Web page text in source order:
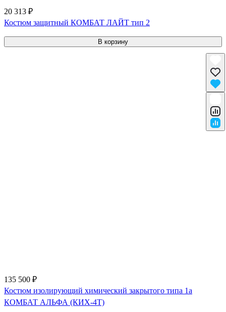
20 313 ₽
Костюм защитный КОМБАТ ЛАЙТ тип 2
В корзину
135 500 ₽
Костюм изолирующий химический закрытого типа 1a
КОМБАТ АЛЬФА (КИХ-4Т)